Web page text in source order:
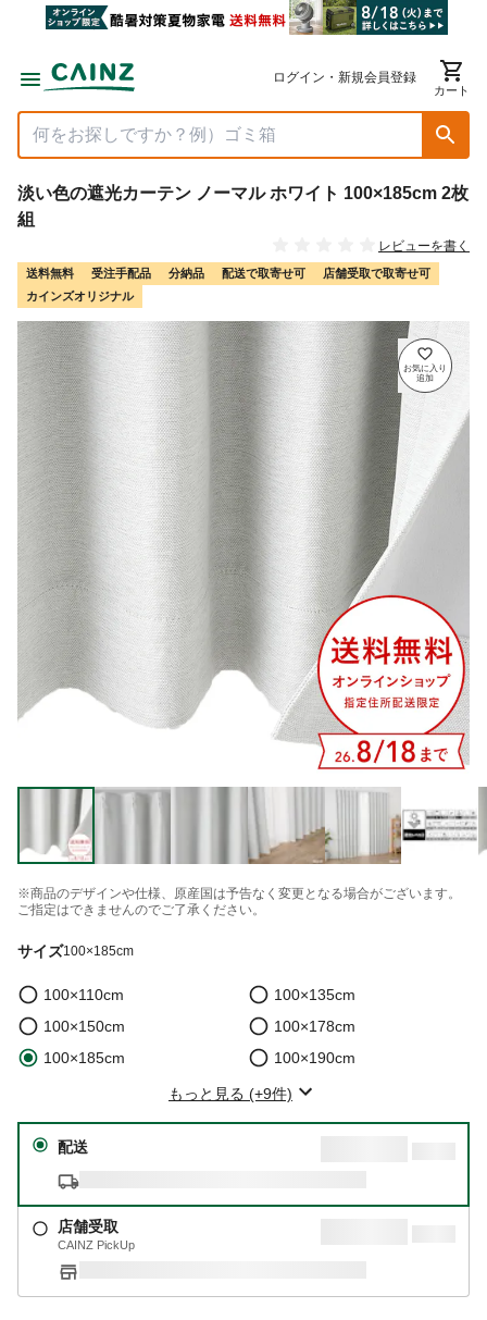
ログイン・新規会員登録
カート
淡い色の遮光カーテン ノーマル ホワイト 100×185cm 2枚
組
レビューを書く
送料無料 受注手配品 分納品 配送で取寄せ可
店舗受取で取寄せ可
カインズオリジナル
※商品のデザインや仕様、原産国は予告なく変更となる場合がございます。
ご指定はできませんのでご了承ください。
サイズ100×185cm
100×110cm
100×135cm
100×150cm
100×178cm
100×185cm
100×190cm
もっと見る (+9件)
配送
店舗受取
CAINZ PickUp